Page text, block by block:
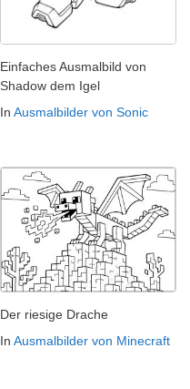
Einfaches Ausmalbild von
Shadow dem Igel
In Ausmalbilder von Sonic
Der riesige Drache
In Ausmalbilder von Minecraft